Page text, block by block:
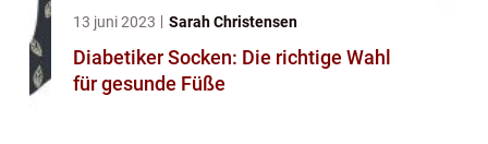
13 juni 2023 Sarah Christensen
Diabetiker Socken: Die richtige Wahl
für gesunde Füße